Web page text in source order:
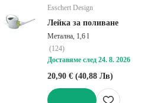
Esschert Design
Лейка за поливане
Метална, 1,6 l
(124)
Доставяме след 24. 8. 2026
20,90 € (40,88 Лв)